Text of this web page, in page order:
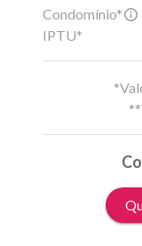
Condomínio*
IPTU*